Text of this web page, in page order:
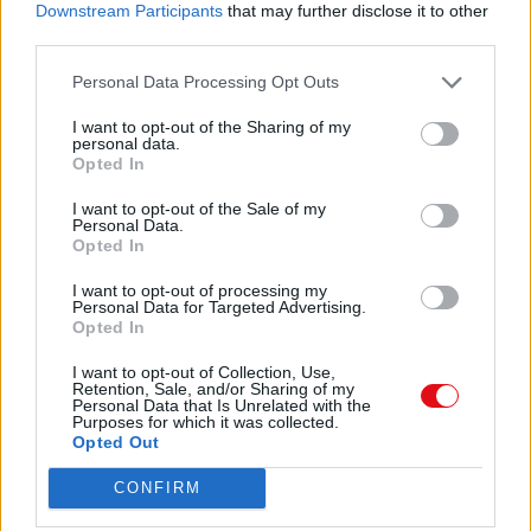
Downstream Participants that may further disclose it to other
Personal Data Processing Opt Outs
I want to opt-out of the Sharing of my
personal data.
Opted In
I want to opt-out of the Sale of my
Personal Data.
Opted In
I want to opt-out of processing my
Personal Data for Targeted Advertising.
Opted In
I want to opt-out of Collection, Use,
Retention, Sale, and/or Sharing of my
Personal Data that Is Unrelated with the
Purposes for which it was collected.
Opted Out
CONFIRM
Aussitôt, elle rougit jusqu’aux oreilles. Donner un
nom à un animal !
Bâton-de- Couleur est plutôt amusé par cette idée
saugrenue.
En ramassant la corne d’aurochs, Pomme-Ridée
fait un clin d’œil au sorcier.
Le cheval des cavernes- Stéphane Frattini
4 Complète chaque phrase à l’aide d’un COI de
ton choix
Le prisonnier pense
…………………………………………………………………………
Je me souviens très bien
……………………………………………………………………
………………………………………………………………………
Il ne faut pas parler
…………………………………………………………………………
10 équipes ont participé
……………………………………………………………………
La maîtresse s’étonne
……………………………………………………………………….